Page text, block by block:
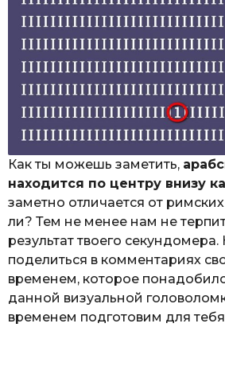
Как ты можешь заметить,
находится по центру внизу
заметно отличается от
ли? Тем не менее нам не
результат твоего
поделиться в комментариях
временем, которое
данной визуальной
временем подготовим для